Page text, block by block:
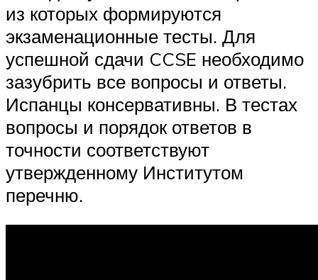
из которых формируются
экзаменационные тесты. Для
успешной сдачи CCSE необходимо
зазубрить все вопросы и ответы.
Испанцы консервативны. В тестах
вопросы и порядок ответов в
точности соответствуют
утвержденному Институтом
перечню.